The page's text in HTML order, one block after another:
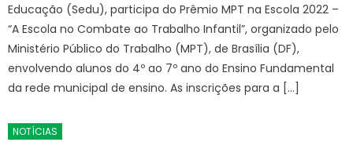
Educação (Sedu), participa do Prêmio MPT na Escola 2022 –
“A Escola no Combate ao Trabalho Infantil”, organizado pelo
Ministério Público do Trabalho (MPT), de Brasília (DF),
envolvendo alunos do 4º ao 7º ano do Ensino Fundamental
da rede municipal de ensino. As inscrições para a […]
NOTÍCIAS